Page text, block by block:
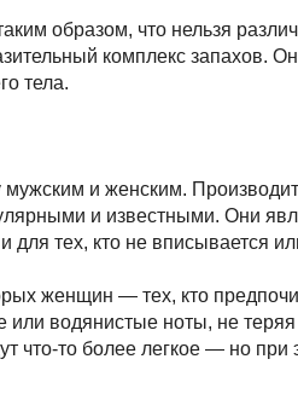
образом, что нельзя
комплекс запахов.
тела.
и женским.
и известными. Они
тех, кто не вписывается
женщин — тех, кто
или водянистые ноты, не
то более легкое — но